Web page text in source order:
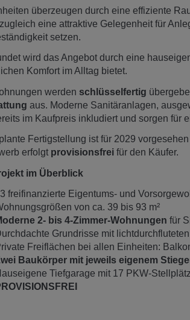
überzeugen durch eine effiziente
eine attraktive Gelegenheit für
setzen.
wird das Angebot durch eine
Komfort im Alltag bietet.
werden schlüsselfertig
aus. Moderne Sanitäranlagen,
im Kaufpreis inkludiert und sorgen für
Fertigstellung ist für 2029
erfolgt provisionsfrei für den Käufer.
im Überblick
freifinanzierte Eigentums- und
von ca. 39 bis 93 m²
2- bis 4-Zimmer-Wohnungen für
Grundrisse mit
Freiflächen bei allen Einheiten:
Baukörper mit jeweils eigenem
Tiefgarage mit 17 PKW-